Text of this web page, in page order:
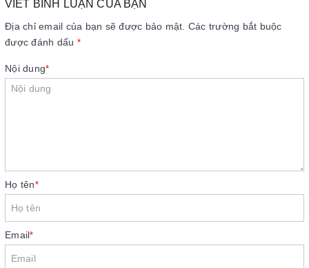
VIẾT BÌNH LUẬN CỦA BẠN
Địa chỉ email của bạn sẽ được bảo mật. Các trường bắt buộc
được đánh dấu *
Nội dung*
Họ tên*
Email*